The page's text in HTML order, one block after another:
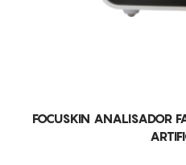
FOCUSKIN ANALISADOR